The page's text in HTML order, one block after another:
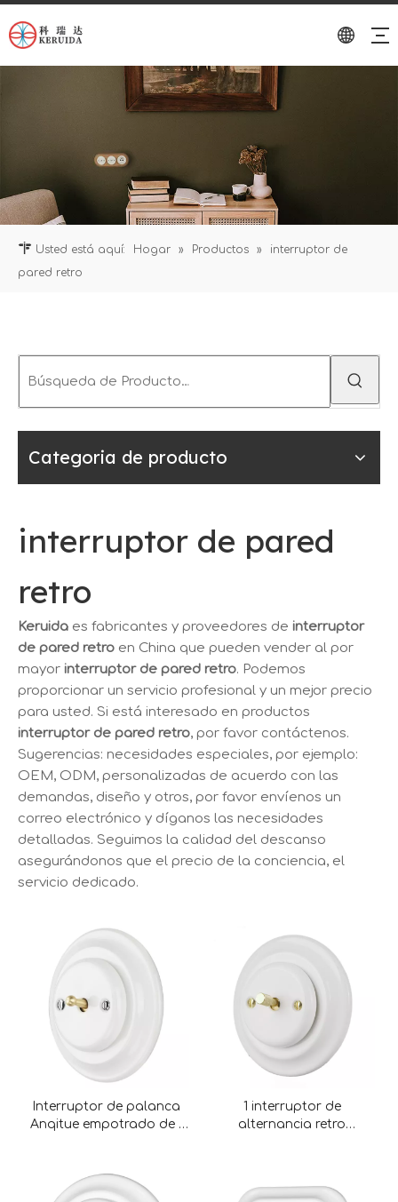
Usted está aquí: Hogar » Productos »
interruptor de
pared retro
Categoria de producto
interruptor de pared
retro
Keruida es fabricantes y proveedores de interruptor
de pared retro en China que pueden vender al por
mayor interruptor de pared retro. Podemos
proporcionar un servicio profesional y un mejor precio
para usted. Si está interesado en productos
interruptor de pared retro, por favor contáctenos.
Sugerencias: necesidades especiales, por ejemplo:
OEM, ODM, personalizadas de acuerdo con las
demandas, diseño y otros, por favor envíenos un
correo electrónico y díganos las necesidades
detalladas. Seguimos la calidad del descanso
asegurándonos que el precio de la conciencia, el
servicio dedicado.
Interruptor de palanca
Anqitue empotrado de 1
1 interruptor de
alternancia retro